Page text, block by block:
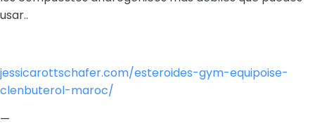
usar..
jessicarottschafer.com/esteroides-gym-equipoise-
clenbuterol-maroc/
—